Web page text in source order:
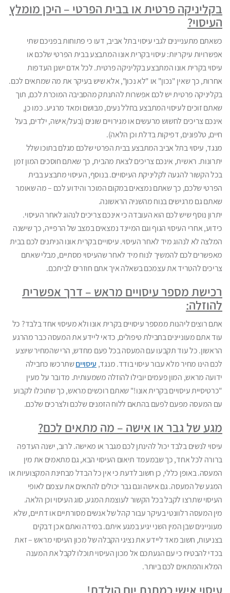
בקליניקה פרטית או בבית הפרטי – היכן מומלץ
העיסוי?
כשאתם מתעניינים לגבי עיסוי בתל אביב, דעו כי פתוחות בפניכם שתי
אפשרויות עיקריות: עיסוי בקרית אונו המתבצע בבית הפרטי שלכם או
עיסוי בקרית אונו המתבצע בקליניקה פרטית. לכל אדם ישנן העדפות
אחרות, כך שאין "נכון" או "לא נכון", אלא שיש בעיקר את מה שמתאים לכם.
בקליניקה פרטית יש לכם אפשרות להתנתק מהסביבה המוכרת לכם, תוך
שאתם זוכים לעיסוי המתבצע בחלל נעים, מבושם ומאד מרגיע. כמו כן,
אינכם צריכים לחשוש מרעשים או מגירויים שונים (בעל/אישה, ילדים, בעל
חיים, טלפונים, דפיקות בדלת וכן הלאה).
מנגד, עיסוי בתל אביב המתבצע בבית הפרטי שלכם מגלם בתוכו שלל
יתרונות. ראשית, אינכם צריכים לצאת מהבית, כך שאתם חוסכים המון זמן
בכל הקשור להגעה לקליניקת העיסויים. בנוסף, העיסוי מתבצע בבית
הפרטי שלכם, כך שאתם נמצאים במקום המוכר והידוע לכם – מה שאומר
שאתם גם מרגישים בנוח מהשניה הראשונה.
יתרון נוסף שיש לכם הוא העובדה כי אינכם צריכים לנהוג לאחר העיסוי.
כידוע, אחרי העיסוי הגוף וגם המיינד נמצאים במצב של הרפייה, כך שישנה
המלצה לא לנהוג מיד לאחר העיסוי. עיסויים בקרית אונו הניתנים לכם בבית
מאפשרים לכם להמשיך לנוח מיד לאחר שהעיסוי מסתיים, מבלי שאתם
צריכים להטריד את עצמכם בשאלה איך אתם חוזרים לביתכם.
רכישת מספר עיסויים מראש – דרך אפשרית
להוזלה:
אתם רוצים ליהנות ממספר עיסויים בקרית אונו ולא מעיסוי אחד בלבד? כל
עוד אתם מעוניינים בחבילת טיפולים, כדאי ליידע את המעסה כבר מהרגע
הראשון. כל עוד תקבעו עם המעסה בכל פעם מחדש, הרי שהמחיר שיוצע
לכם הינו מחיר מלא עבור עיסוי בודד. מנגד, עיסוייםשתרכשו כחבילה
ידועה מראש, המון פעמים יובילו להוזלה משמעותית. מדובר על מעין
"כרטיסיית עיסויים בקרית אונו!" שאתם רוכשים מראש, כך שתוכלו לקבוע
עם המעסה מפעם לפעם בהתאם ללוח הזמנים שלכם ולצרכים שלכם.
מגע של גבר או אישה – מה מתאים לכם?
עיסוי לנשים בלבד יכול להינתן לכם מגבר או מאישה. לרוב, ישנה העדפה
ברורה לכל אחד, כך שבמעמד תיאום העיסוי הבא, גם מתאמים את מין
המעסה. באופן כללי, כן חשוב לדעת כי אין כל הבדל מבחינת המקצועיות או
המגע של המעסה. גם אישה וגם גבר יכולים להתאים את עצמם לאופי
העיסוי שתרצו לקבל בכל הקשור לעוצמת המגע, סוג העיסוי וכן הלאה.
מין המעסה רלוונטי בעיקר עבור קהל של אנשים מסורתיים או דתיים, שלא
מעוניינים שבן המין השני יגיע במגע איתם. במידה ואתם אכן דבקים
בצניעות, חשוב מאד ליידע את נציגי הקבלה של מכון העיסוי מראש – זאת
בכדי להבטיח כי עם הגעתכם אל מכון העיסוי תוכלו לקבל את המענה
המלא והמתאים לכם ביותר.